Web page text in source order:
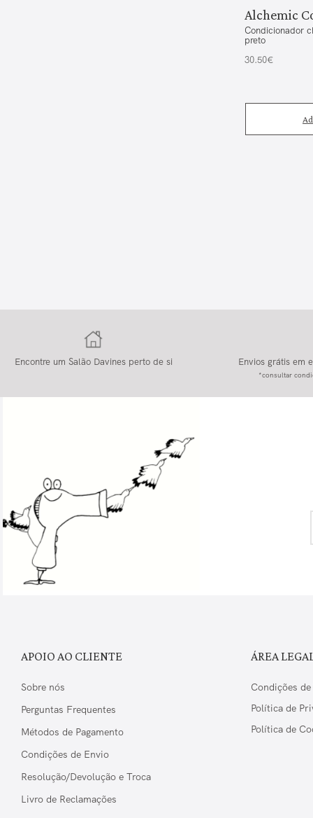
Alchemic
Condicionador
preto
30.50€
Encontre um Salão Davines perto de si Envios grátis em
*consultar
APOIO AO CLIENTE
Sobre nós
Perguntas Frequentes
Métodos de Pagamento
Condições de Envio
Resolução/Devolução e Troca
Livro de Reclamações
ÁREA
Condições de
Política de
Política de